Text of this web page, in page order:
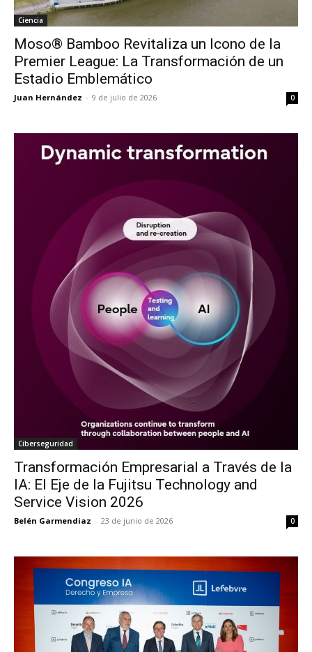
Ciencia
Moso® Bamboo Revitaliza un Icono de la
Premier League: La Transformación de un
Estadio Emblemático
Juan Hernández - 9 de julio de 2026 0
Ciberseguridad
Transformación Empresarial a Través de la
IA: El Eje de la Fujitsu Technology and
Service Vision 2026
Belén Garmendiaz - 23 de junio de 2026 0